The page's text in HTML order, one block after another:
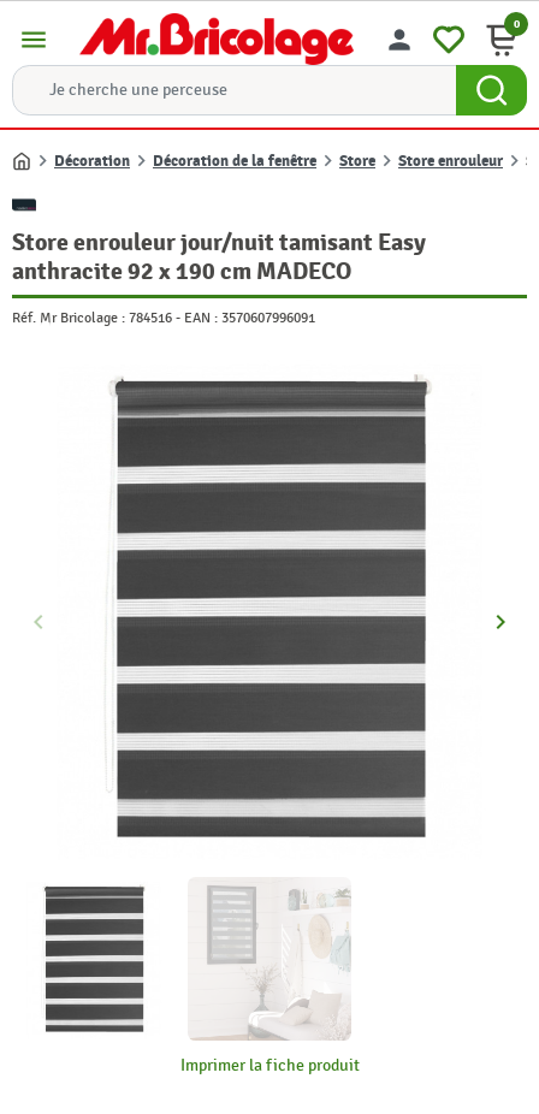
menu person 0
Accueil
Décoration Décoration de la fenêtre Store Store enrouleur
Store enrouleur jour/nuit tamisant Easy
anthracite 92 x 190 cm MADECO
Réf. Mr Bricolage : 784516 - EAN : 3570607996091
Précédent
keyboard_arrow_left keyboard_arrow_right
Imprimer la fiche produit